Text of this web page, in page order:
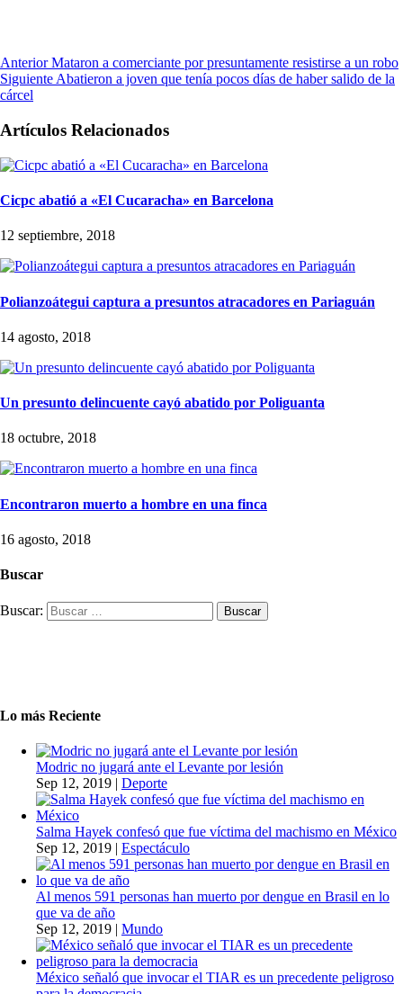
Anterior Mataron a comerciante por presuntamente resistirse a un robo
Siguiente Abatieron a joven que tenía pocos días de haber salido de la
cárcel
Artículos Relacionados
Cicpc abatió a «El Cucaracha» en Barcelona
12 septiembre, 2018
Polianzoátegui captura a presuntos atracadores en Pariaguán
14 agosto, 2018
Un presunto delincuente cayó abatido por Poliguanta
18 octubre, 2018
Encontraron muerto a hombre en una finca
16 agosto, 2018
Buscar
Buscar:
Lo más Reciente
Modric no jugará ante el Levante por lesión
Sep 12, 2019 | Deporte
Salma Hayek confesó que fue víctima del machismo en México
Sep 12, 2019 | Espectáculo
Al menos 591 personas han muerto por dengue en Brasil en lo
que va de año
Sep 12, 2019 | Mundo
México señaló que invocar el TIAR es un precedente peligroso